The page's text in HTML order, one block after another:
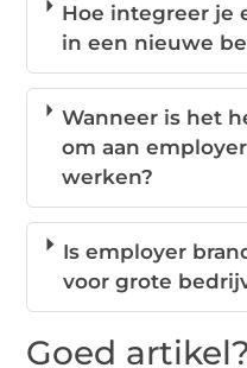
Hoe integreer je
in een nieuwe
Wanneer is het
om aan
werken?
Is employer
voor grote
Goed